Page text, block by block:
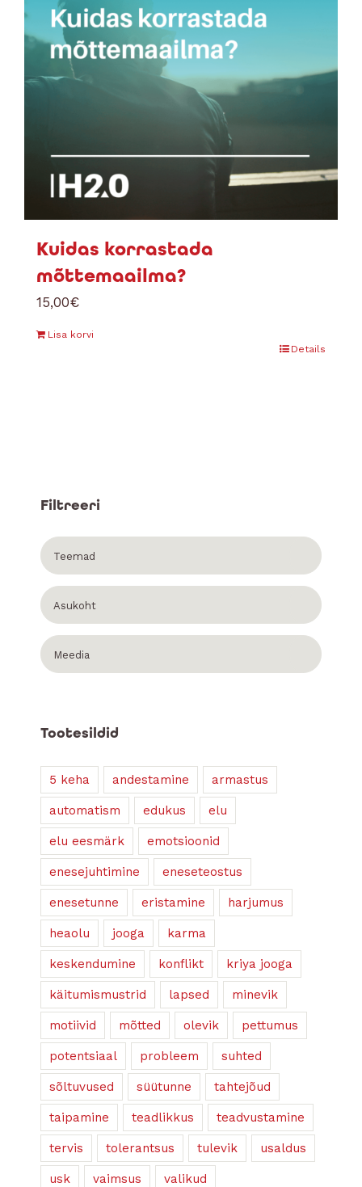
Kuidas korrastada
mõttemaailma?
15,00€
Lisa korvi
Details
Filtreeri
Teemad
Asukoht
Meedia
Tootesildid
5 keha andestamine armastus
automatism edukus elu
elu eesmärk emotsioonid
enesejuhtimine eneseteostus
enesetunne eristamine harjumus
heaolu jooga karma
keskendumine konflikt kriya jooga
käitumismustrid lapsed minevik
motiivid mõtted olevik pettumus
potentsiaal probleem suhted
sõltuvused süütunne tahtejõud
taipamine teadlikkus teadvustamine
tervis tolerantsus tulevik usaldus
usk vaimsus valikud